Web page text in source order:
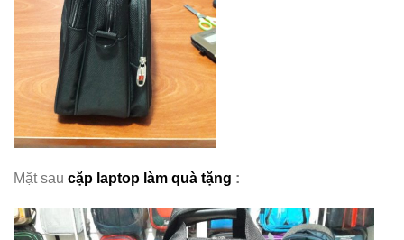
Mặt sau cặp laptop làm quà tặng :